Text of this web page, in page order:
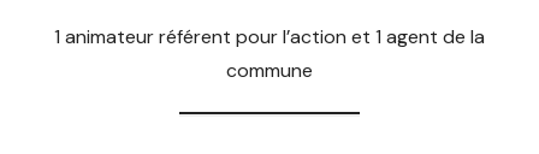
1 animateur référent pour l’action et 1 agent de la
commune